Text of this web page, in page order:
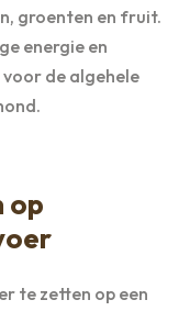
groenten en fruit.
energie en
de algehele
op
te zetten op een